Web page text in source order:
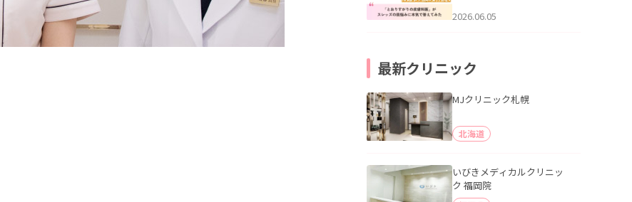
ッズの肌悩みに本気で答え
2026.06.05
最新クリニック
MJクリニック札幌
北海道
いびきメディカルクリニッ
ク 福岡院